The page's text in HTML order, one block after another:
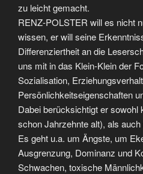
zu leicht gemacht.
RENZ-POLSTER will es nicht
wissen, er will seine
Differenziertheit an die
uns mit in das Klein-Klein der
Sozialisation,
Persönlichkeitseigenschaften
Dabei berücksichtigt er sowohl
schon Jahrzehnte alt), als
Es geht u.a. um Ängste, um
Ausgrenzung, Dominanz und
Schwachen, toxische